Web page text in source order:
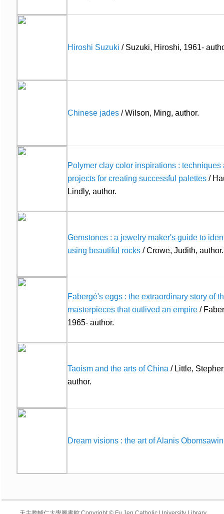
Hiroshi Suzuki / Suzuki, Hiroshi, 1961-
Chinese jades / Wilson, Ming, author.
Polymer clay color inspirations : techniques
projects for creating successful palettes /
Lindly, author.
Gemstones : a jewelry maker's guide to
using beautiful rocks / Crowe, Judith, author.
Fabergé's eggs : the extraordinary story of
masterpieces that outlived an empire /
1965- author.
Taoism and the arts of China / Little,
author.
Dream visions : the art of Alanis Obomsawin